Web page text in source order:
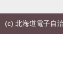
(c) 北海道電子自